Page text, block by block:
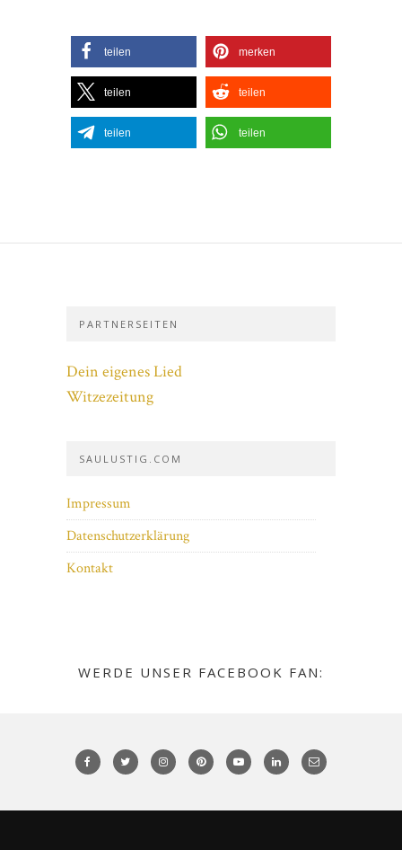
teilen merken
teilen teilen
teilen teilen
PARTNERSEITEN
Dein eigenes Lied
Witzezeitung
SAULUSTIG.COM
Impressum
Datenschutzerklärung
Kontakt
WERDE UNSER FACEBOOK FAN: